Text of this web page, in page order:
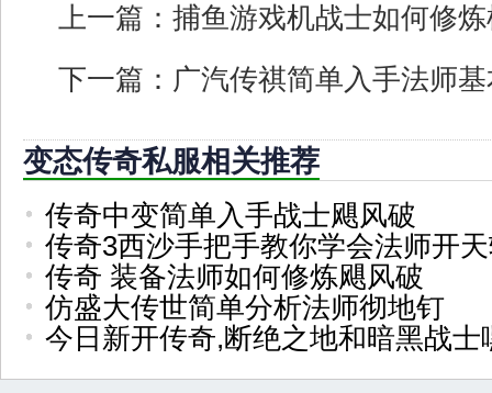
上一篇： 捕鱼游戏机战士如何修
下一篇： 广汽传祺简单入手法师
变态传奇私服相关推荐
传奇中变简单入手战士飓风破
传奇3西沙手把手教你学会法师开
传奇 装备法师如何修炼飓风破
仿盛大传世简单分析法师彻地钉
今日新开传奇,断绝之地和暗黑战士